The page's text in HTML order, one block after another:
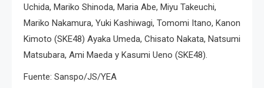
Uchida, Mariko Shinoda, Maria Abe, Miyu Takeuchi,
Mariko Nakamura, Yuki Kashiwagi, Tomomi Itano, Kanon
Kimoto (SKE48) Ayaka Umeda, Chisato Nakata, Natsumi
Matsubara, Ami Maeda y Kasumi Ueno (SKE48).
Fuente: Sanspo/JS/YEA